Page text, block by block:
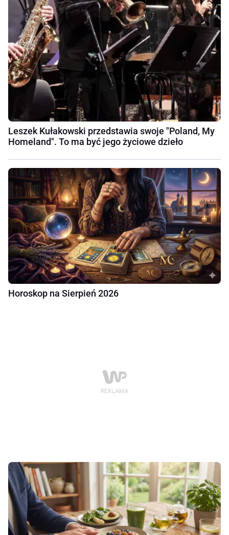
Leszek Kułakowski przedstawia swoje "Poland, My
Homeland". To ma być jego życiowe dzieło
Horoskop na Sierpień 2026